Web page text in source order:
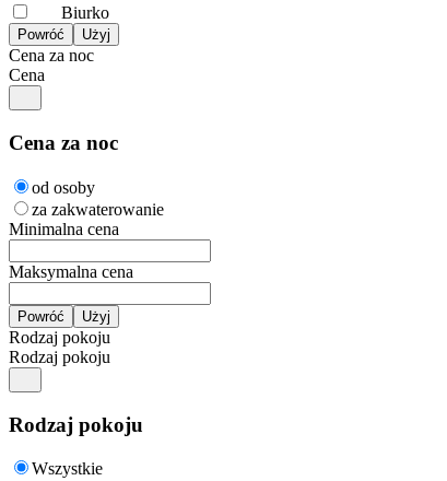
Biurko
Cena za noc
Cena
Cena za noc
od osoby
za zakwaterowanie
Minimalna cena
Maksymalna cena
Rodzaj pokoju
Rodzaj pokoju
Rodzaj pokoju
Wszystkie